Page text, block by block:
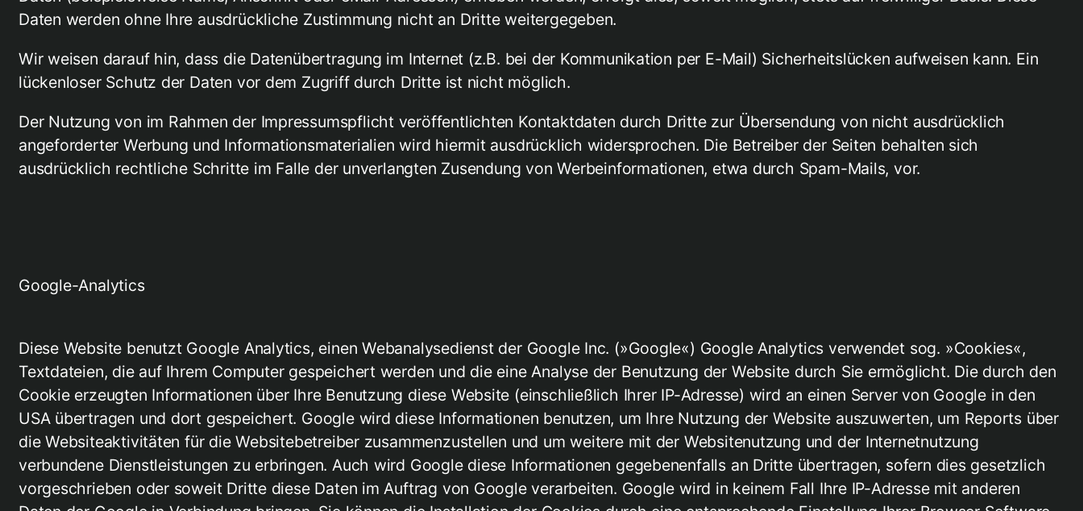
Daten werden ohne Ihre ausdrückliche Zustimmung nicht an Dritte weitergegeben.
Wir weisen darauf hin, dass die Datenübertragung im Internet (z.B. bei der Kommunikation per E-Mail) Sicherheitslücken aufweisen kann. Ein
lückenloser Schutz der Daten vor dem Zugriff durch Dritte ist nicht möglich.
Der Nutzung von im Rahmen der Impressumspflicht veröffentlichten Kontaktdaten durch Dritte zur Übersendung von nicht ausdrücklich
angeforderter Werbung und Informationsmaterialien wird hiermit ausdrücklich widersprochen. Die Betreiber der Seiten behalten sich
ausdrücklich rechtliche Schritte im Falle der unverlangten Zusendung von Werbeinformationen, etwa durch Spam-Mails, vor.
Google-Analytics
Diese Website benutzt Google Analytics, einen Webanalysedienst der Google Inc. (»Google«) Google Analytics verwendet sog. »Cookies«,
Textdateien, die auf Ihrem Computer gespeichert werden und die eine Analyse der Benutzung der Website durch Sie ermöglicht. Die durch den
Cookie erzeugten Informationen über Ihre Benutzung diese Website (einschließlich Ihrer IP-Adresse) wird an einen Server von Google in den
USA übertragen und dort gespeichert. Google wird diese Informationen benutzen, um Ihre Nutzung der Website auszuwerten, um Reports über
die Websiteaktivitäten für die Websitebetreiber zusammenzustellen und um weitere mit der Websitenutzung und der Internetnutzung
verbundene Dienstleistungen zu erbringen. Auch wird Google diese Informationen gegebenenfalls an Dritte übertragen, sofern dies gesetzlich
vorgeschrieben oder soweit Dritte diese Daten im Auftrag von Google verarbeiten. Google wird in keinem Fall Ihre IP-Adresse mit anderen